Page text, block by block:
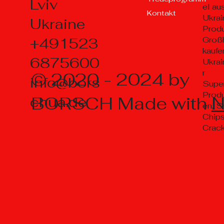
Lviv
Ukraine
+491523
6875600
info@bors
chua.de
© 2020 - 2024 by
BORSCH Made with
Kontakt
el
r
en,